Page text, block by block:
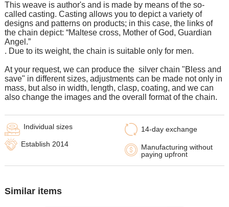
This weave is author's and is made by means of the so-
called casting. Casting allows you to depict a variety of
designs and patterns on products; in this case, the links of
the chain depict: “Maltese cross, Mother of God, Guardian
Angel.”
. Due to its weight, the chain is suitable only for men.
At your request, we can produce the silver chain "Bless and
save" in different sizes, adjustments can be made not only in
mass, but also in width, length, clasp, coating, and we can
also change the images and the overall format of the chain.
14-day exchange
Manufacturing without
paying upfront
Individual sizes
Establish 2014
Similar items